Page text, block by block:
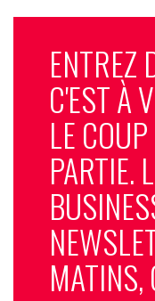
ENTREZ
C'EST À
LE
PARTIE.
MATINS,